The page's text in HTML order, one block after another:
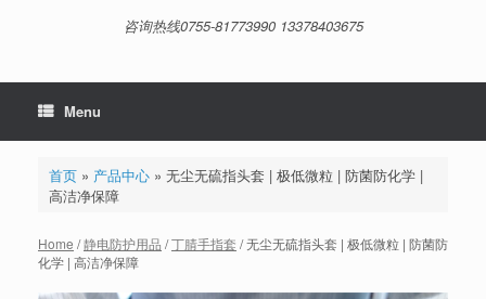
咨询热线0755-81773990 13378403675
Menu
首页» 产品中心» 无尘无硫指头套 | 极低微粒 | 防菌防化学 |
高洁净保障
Home /静电防护用品 /丁腈手指套 / 无尘无硫指头套 | 极低微粒 | 防菌防
化学 | 高洁净保障